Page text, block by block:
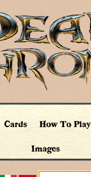
Cards How To Play
Images